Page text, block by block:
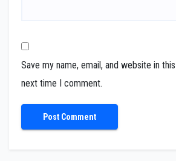
Save my name, email, and website in
next time I comment.